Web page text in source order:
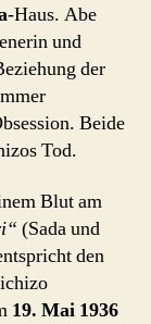
-Haus. Abe
und
der
Beide
Tod.
Blut am
(Sada und
den
19. Mai 1936